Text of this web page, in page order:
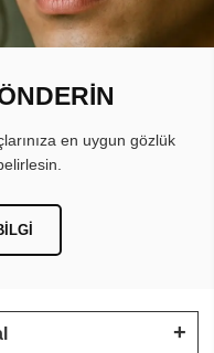
en uygun gözlük